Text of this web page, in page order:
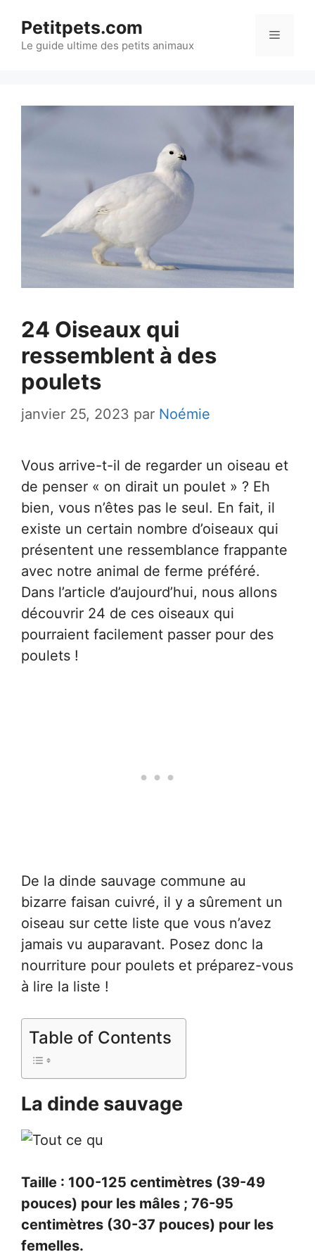
contenu
Petitpets.com
Le guide ultime des petits animaux
Menu
24 Oiseaux qui
ressemblent à des
poulets
janvier 25, 2023 par Noémie
Vous arrive-t-il de regarder un oiseau et
de penser « on dirait un poulet » ? Eh
bien, vous n’êtes pas le seul. En fait, il
existe un certain nombre d’oiseaux qui
présentent une ressemblance frappante
avec notre animal de ferme préféré.
Dans l’article d’aujourd’hui, nous allons
découvrir 24 de ces oiseaux qui
pourraient facilement passer pour des
poulets !
De la dinde sauvage commune au
bizarre faisan cuivré, il y a sûrement un
oiseau sur cette liste que vous n’avez
jamais vu auparavant. Posez donc la
nourriture pour poulets et préparez-vous
à lire la liste !
Table of Contents
La dinde sauvage
Taille : 100-125 centimètres (39-49
pouces) pour les mâles ; 76-95
centimètres (30-37 pouces) pour les
femelles.